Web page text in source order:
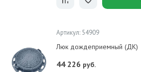
Артикул: 54909
Люк дождеприемный (ДК)
44 226 руб.